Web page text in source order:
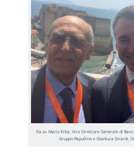
Da sx: Mario Erba, Vice Direttore Generale di
Gruppo Rapullino e Gianluca Girardi,